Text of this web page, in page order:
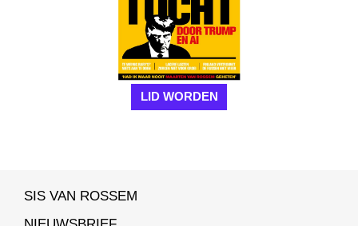
LID WORDEN
SIS VAN ROSSEM